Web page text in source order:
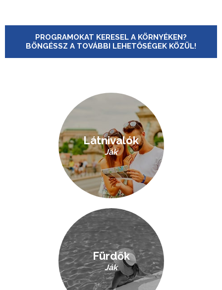
PROGRAMOKAT KERESEL A KÖRNYÉKEN?
BÖNGÉSSZ A TOVÁBBI LEHETŐSÉGEK KÖZÜL!
Látnivalók
Ják
Fürdők
Ják